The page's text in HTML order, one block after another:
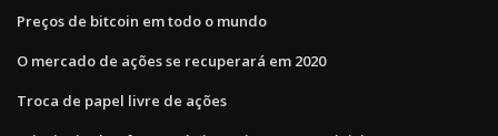
Preços de bitcoin em todo o mundo
O mercado de ações se recuperará em 2020
Troca de papel livre de ações